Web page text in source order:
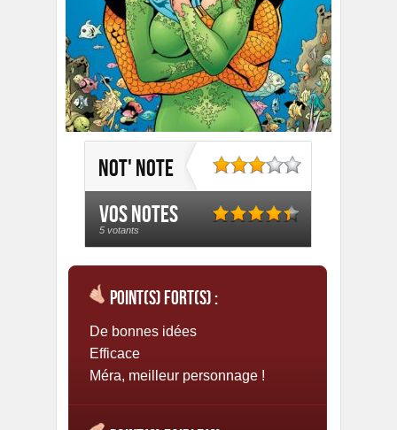
Not' note
Vos notes
5 votants
Point(s) fort(s) :
De bonnes idées
Efficace
Méra, meilleur personnage !